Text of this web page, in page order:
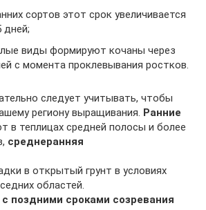
сортов этот срок увеличивается
дней;
виды формируют кочаны через
с момента проклевывания ростков.
следует учитывать, чтобы
региону выращивания. Ранние
в теплицах средней полосы и более
среднеранняя
в открытый грунт в условиях
областей.
поздними сроками созревания